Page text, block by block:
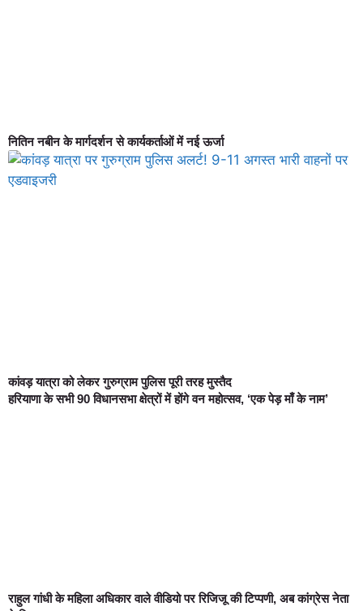
नितिन नबीन के मार्गदर्शन से कार्यकर्ताओं में नई ऊर्जा
कांवड़ यात्रा को लेकर गुरुग्राम पुलिस पूरी तरह मुस्तैद
हरियाणा के सभी 90 विधानसभा क्षेत्रों में होंगे वन महोत्सव, ‘एक पेड़ माँ के नाम’
राहुल गांधी के महिला अधिकार वाले वीडियो पर रिजिजू की टिप्पणी, अब कांग्रेस नेता